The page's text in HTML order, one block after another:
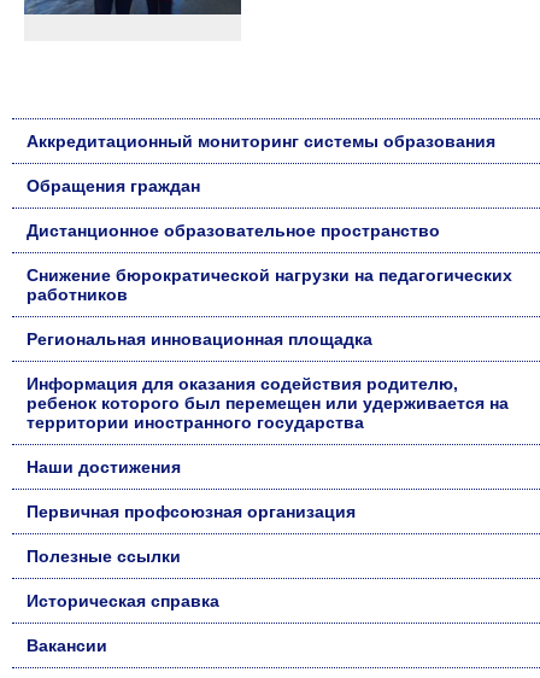
Аккредитационный мониторинг системы образования
Обращения граждан
Дистанционное образовательное пространство
Снижение бюрократической нагрузки на педагогических
работников
Региональная инновационная площадка
Информация для оказания содействия родителю,
ребенок которого был перемещен или удерживается на
территории иностранного государства
Наши достижения
Первичная профсоюзная организация
Полезные ссылки
Историческая справка
Вакансии